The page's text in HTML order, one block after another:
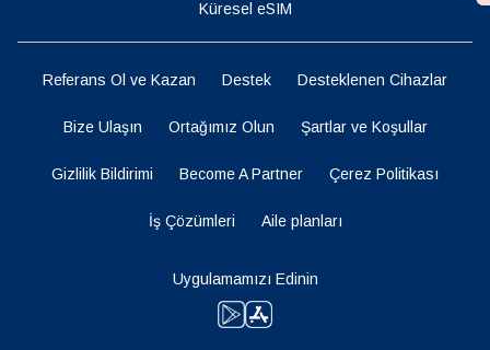
Küresel eSIM
Referans Ol ve Kazan Destek Desteklenen Cihazlar
Bize Ulaşın Ortağımız Olun Şartlar ve Koşullar
Gizlilik Bildirimi Become A Partner Çerez Politikası
İş Çözümleri Aile planları
Uygulamamızı Edinin